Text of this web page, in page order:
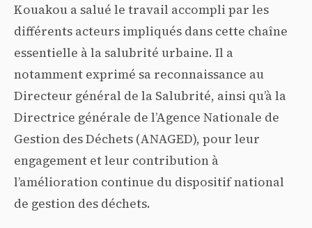
Kouakou a salué le travail accompli par les
différents acteurs impliqués dans cette chaîne
essentielle à la salubrité urbaine. Il a
notamment exprimé sa reconnaissance au
Directeur général de la Salubrité, ainsi qu’à la
Directrice générale de l’Agence Nationale de
Gestion des Déchets (ANAGED), pour leur
engagement et leur contribution à
l’amélioration continue du dispositif national
de gestion des déchets.